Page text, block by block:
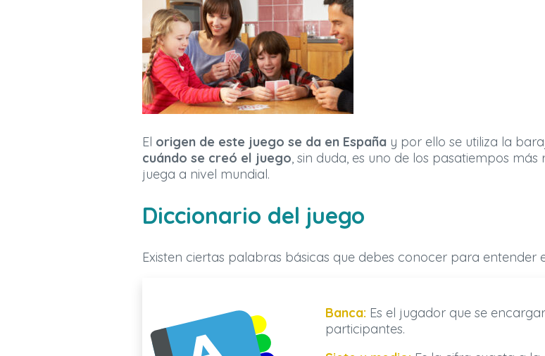
El origen de este juego se da en España y por ello se utiliza la
cuándo se creó el juego, sin duda, es uno de los pasatiempos
juega a nivel mundial.
Diccionario del juego
Existen ciertas palabras básicas que debes conocer para entender
Banca: Es el jugador que se
participantes.